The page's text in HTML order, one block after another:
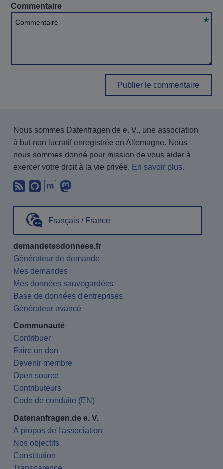
Commentaire
Commentaire
Publier le commentaire
Nous sommes Datenfragen.de e. V., une association
à but non lucratif enregistrée en Allemagne. Nous
nous sommes donné pour mission de vous aider à
exercer votre droit à la vie privée. En savoir plus.
Abonnez-vous à notre blog en
Nous trouver sur GitHub.
Échanger avec nous via Matrix.
Français / France
demandetesdonnees.fr
Générateur de demande
Mes demandes
Mes données sauvegardées
Base de données d'entreprises
Générateur avancé
Communauté
Contribuer
Faire un don
Devenir membre
Open source
Contributeurs
Code de conduite (EN)
Datenanfragen.de e. V.
À propos de l'association
Nos objectifs
Constitution